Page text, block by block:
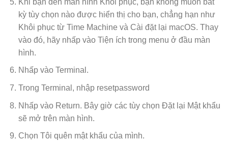
kỳ tùy chọn nào được hiển thị cho bạn, chẳng hạn như
Khôi phục từ Time Machine và Cài đặt lại macOS. Thay
vào đó, hãy nhấp vào Tiện ích trong menu ở đầu màn
hình.
Nhấp vào Terminal.
Trong Terminal, nhập resetpassword
Nhấp vào Return. Bây giờ các tùy chọn Đặt lại Mật khẩu
sẽ mở trên màn hình.
Chọn Tôi quên mật khẩu của mình.